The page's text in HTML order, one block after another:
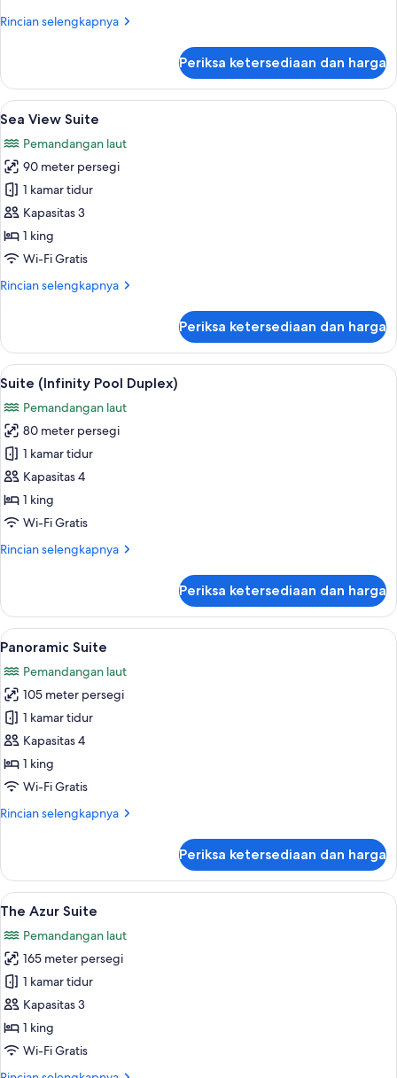
Rincian selengkapnya
Rincian
Suite,
pemandangan
laut
Periksa ketersediaan dan harga
Lihat
semua
foto
untuk
Sea
View
Suite
Seprai premium, selimut bulu angsa,
7
Sea View Suite
Pemandangan laut
90 meter persegi
1 kamar tidur
Kapasitas 3
1 king
Wi-Fi Gratis
Rincian selengkapnya
Rincian
Sea
View
Suite
Periksa ketersediaan dan harga
Lihat
semua
foto
untuk
Suite
(Infinity
Pool
Duplex)
Suite (Infinity Pool Duplex) | Seprai
5
Suite (Infinity Pool Duplex)
Pemandangan laut
80 meter persegi
1 kamar tidur
Kapasitas 4
1 king
Wi-Fi Gratis
Rincian selengkapnya
Rincian
Suite
(Infinity
Pool
Periksa ketersediaan dan harga
Lihat
semua
foto
untuk
Panoramic
Suite
Seprai premium, selimut bulu angsa,
5
Panoramic Suite
Pemandangan laut
105 meter persegi
1 kamar tidur
Kapasitas 4
1 king
Wi-Fi Gratis
Rincian selengkapnya
Rincian
Panoramic
Suite
Periksa ketersediaan dan harga
Lihat
semua
foto
untuk
The
Azur
Suite
The Azur Suite | Seprai premium,
5
The Azur Suite
Pemandangan laut
165 meter persegi
1 kamar tidur
Kapasitas 3
1 king
Wi-Fi Gratis